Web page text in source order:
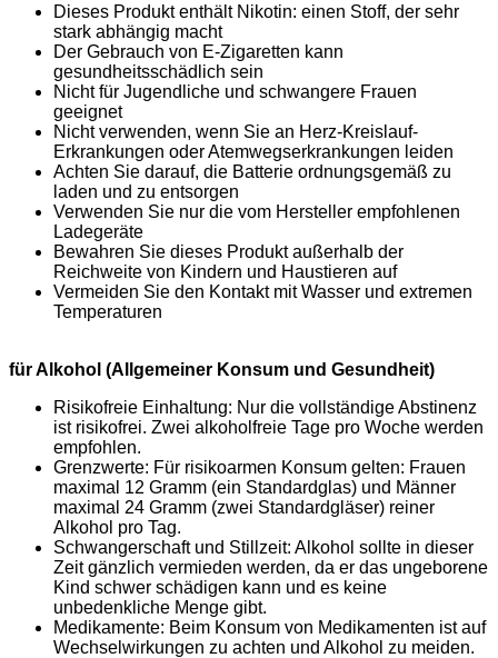
Dieses Produkt enthält Nikotin: einen Stoff, der sehr
stark abhängig macht
Der Gebrauch von E-Zigaretten kann
gesundheitsschädlich sein
Nicht für Jugendliche und schwangere Frauen
geeignet
Nicht verwenden, wenn Sie an Herz-Kreislauf-
Erkrankungen oder Atemwegserkrankungen leiden
Achten Sie darauf, die Batterie ordnungsgemäß zu
laden und zu entsorgen
Verwenden Sie nur die vom Hersteller empfohlenen
Ladegeräte
Bewahren Sie dieses Produkt außerhalb der
Reichweite von Kindern und Haustieren auf
Vermeiden Sie den Kontakt mit Wasser und extremen
Temperaturen
für Alkohol (Allgemeiner Konsum und Gesundheit)
Risikofreie Einhaltung: Nur die vollständige Abstinenz
ist risikofrei. Zwei alkoholfreie Tage pro Woche werden
empfohlen.
Grenzwerte: Für risikoarmen Konsum gelten: Frauen
maximal 12 Gramm (ein Standardglas) und Männer
maximal 24 Gramm (zwei Standardgläser) reiner
Alkohol pro Tag.
Schwangerschaft und Stillzeit: Alkohol sollte in dieser
Zeit gänzlich vermieden werden, da er das ungeborene
Kind schwer schädigen kann und es keine
unbedenkliche Menge gibt.
Medikamente: Beim Konsum von Medikamenten ist auf
Wechselwirkungen zu achten und Alkohol zu meiden.